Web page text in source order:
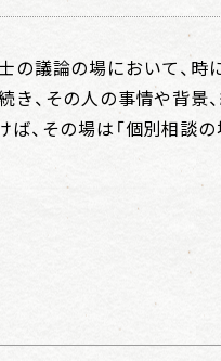
の議論の場において、
き、その人の事情や背景
ば、その場は「個別相談